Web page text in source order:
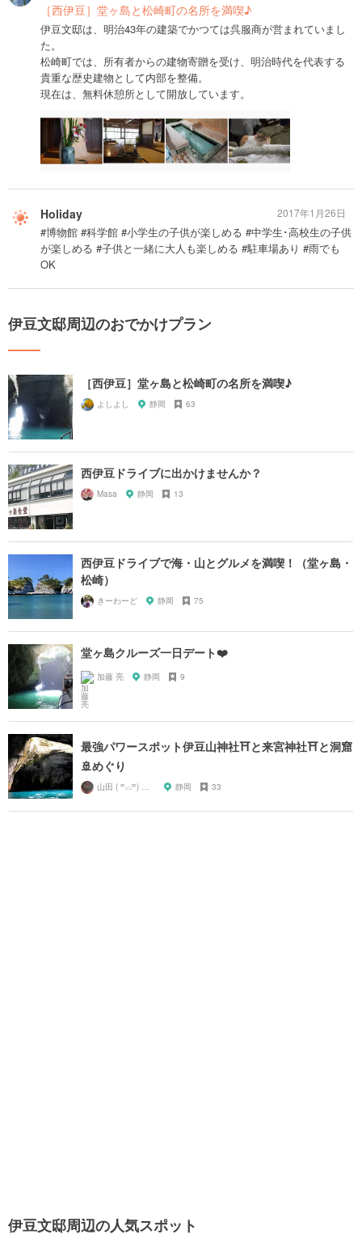
［西伊豆］堂ヶ島と松崎町の名所を満喫♪
伊豆文邸は、明治43年の建築でかつては呉服商が営まれていまし
た。
松崎町では、所有者からの建物寄贈を受け、明治時代を代表する
貴重な歴史建物として内部を整備。
現在は、無料休憩所として開放しています。
Holiday
#博物館 #科学館 #小学生の子供が楽しめる #中学生･高校生の子供
が楽しめる #子供と一緒に大人も楽しめる #駐車場あり #雨でも
OK
2017年1月26日
伊豆文邸周辺のおでかけプラン
［西伊豆］堂ヶ島と松崎町の名所を満喫♪
よしよし 静岡 63
西伊豆ドライブに出かけませんか？
Masa 静岡 13
西伊豆ドライブで海・山とグルメを満喫！（堂ヶ島・
松崎）
きーわーど 静岡 75
堂ヶ島クルーズ一日デート❤️
加藤 亮 静岡 9
最強パワースポット伊豆山神社⛩と来宮神社⛩と洞窟
🚢めぐり
山田 ( ꒪⌓꒪) ストレンジ 静岡 33
伊豆文邸周辺の人気スポット